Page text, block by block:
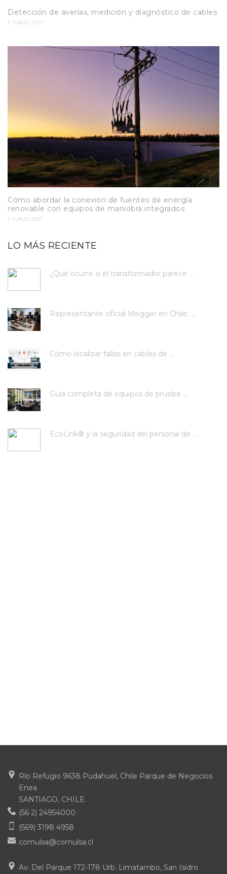
Detección de averías, medición y diagnóstico de cables
1 JUNIO 2017
Cómo abordar la conexión de fuentes de energía
renovable con equipos de maniobra integrados
1 JUNIO 2017
LO MÁS RECIENTE
¿Qué ocurre si el transformador parece ...
Representante oficial Megger en Chile: ...
Cómo localizar fallas en cables de ...
Guía completa de equipos de prueba ...
EcoLink® y la seguridad del personal de ...
Río Refugio 9638 Pudahuel, Chile Parque de Negocios
Enea
SANTIAGO, CHILE.
(56 2) 24954000
(569) 3198 4958
comulsa@comulsa.cl
Av. Del Parque 172-178 Urb. Limatambo, San Isidro